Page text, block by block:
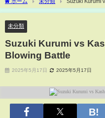
ホーム 未分類 Suzuki Kurumi
未分類
Suzuki Kurumi vs
Blowing Battle
2025年5月17日 2025年5月17日